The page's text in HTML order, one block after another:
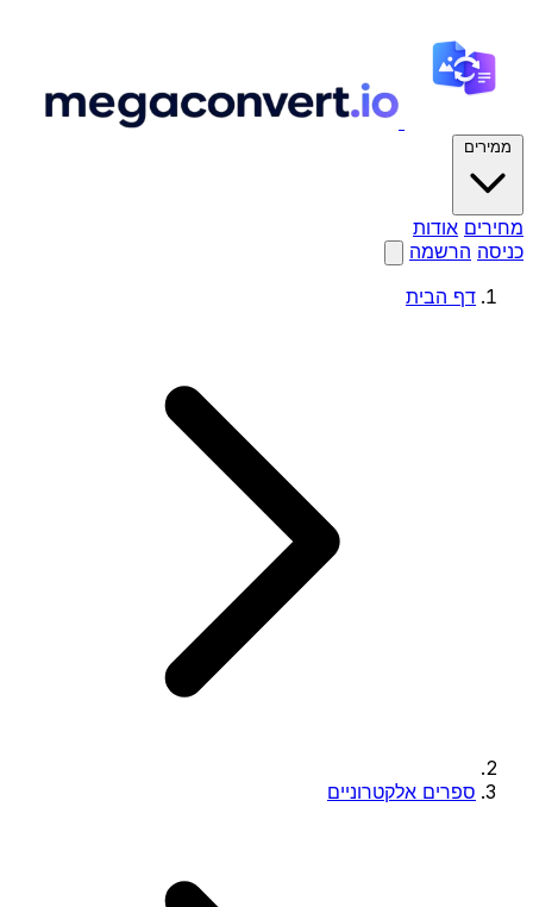
ממירים
מחירים אודות
כניסה הרשמה
דף הבית
ספרים אלקטרוניים